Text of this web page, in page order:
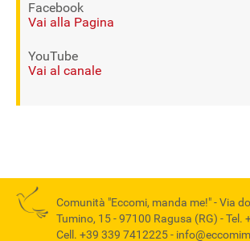
Facebook
Vai alla Pagina
YouTube
Vai al canale
Comunità "Eccomi, manda me!" -Via
Tumino, 15 - 97100 Ragusa (RG) - Tel.
Cell. +39 339 7412225-